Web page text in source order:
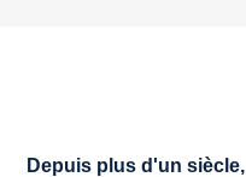
Depuis plus d'un siècle,